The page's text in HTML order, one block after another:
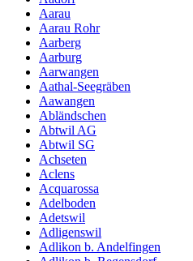
Aarau
Aarau Rohr
Aarberg
Aarburg
Aarwangen
Aathal-Seegräben
Aawangen
Abländschen
Abtwil AG
Abtwil SG
Achseten
Aclens
Acquarossa
Adelboden
Adetswil
Adligenswil
Adlikon b. Andelfingen